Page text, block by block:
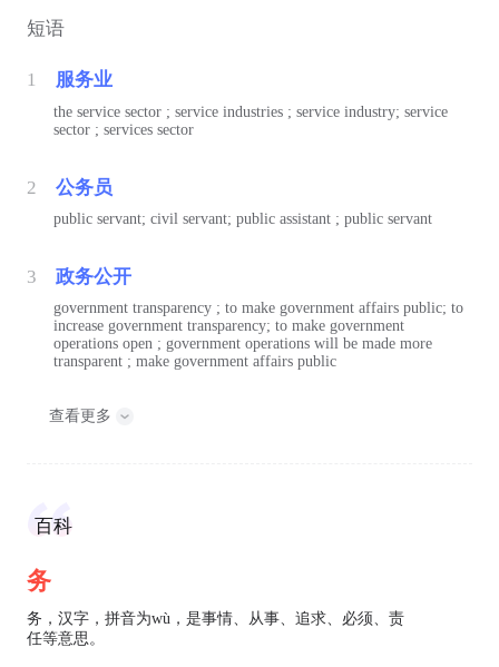
短语
1 服务业
the service sector ; service industries ; service industry; service
sector ; services sector
2 公务员
public servant; civil servant; public assistant ; public servant
3 政务公开
government transparency ; to make government affairs public; to
increase government transparency; to make government
operations open ; government operations will be made more
transparent ; make government affairs public
查看更多
百科
务
务，汉字，拼音为wù，是事情、从事、追求、必须、责
任等意思。